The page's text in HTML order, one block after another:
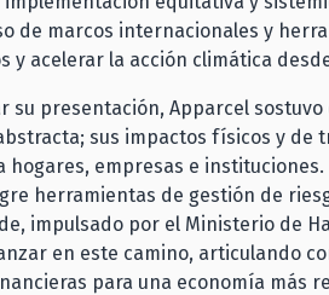
de marcos internacionales y
y acelerar la acción climática
su presentación, Apparcel sostuvo
sus impactos físicos y de
hogares, empresas e
herramientas de gestión de
impulsado por el Ministerio de
en este camino, articulando
para una economía más